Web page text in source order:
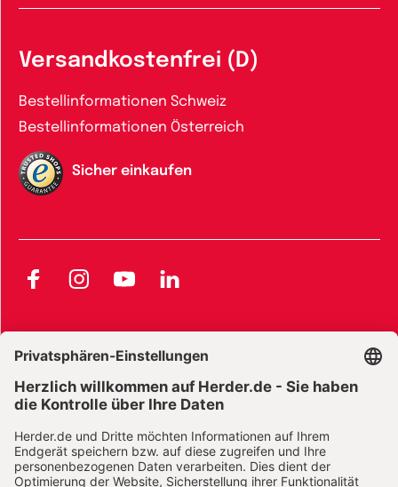
Versandkostenfrei (D)
Bestellinformationen Schweiz
Bestellinformationen Österreich
Sicher einkaufen
FacebookInstagramYouTubeLinkedIn
Widerrufsbelehrung E-Books
Widerrufsbelehrung Zeitschriften Datenschutz
Datenschutz Social Media Barrierefreiheit
Vertrag widerrufen